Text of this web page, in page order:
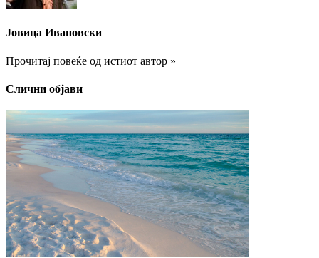
Јовица Ивановски
Прочитај повеќе од истиот автор »
Слични објави